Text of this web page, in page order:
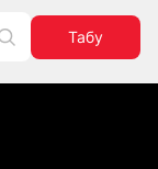
Табу